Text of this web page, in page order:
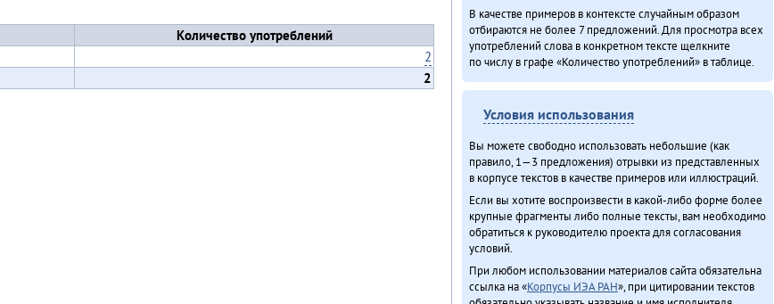
Количество употреблений
2
2
В качестве примеров в контексте случайным образом
отбираются не более 7 предложений. Для просмотра всех
употреблений слова в конкретном тексте щелкните
по числу в графе «Количество употреблений» в таблице.
Условия использования
Вы можете свободно использовать небольшие (как
правило, 1—3 предложения) отрывки из представленных
в корпусе текстов в качестве примеров или иллюстраций.
Если вы хотите воспроизвести в какой-либо форме более
крупные фрагменты либо полные тексты, вам необходимо
обратиться к руководителю проекта для согласования
условий.
При любом использовании материалов сайта обязательна
ссылка на «Корпусы ИЭА РАН», при цитировании текстов